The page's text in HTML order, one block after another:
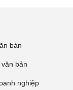
bản
bản
nghiệp